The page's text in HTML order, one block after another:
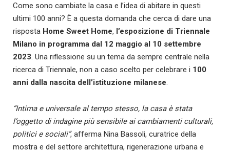
Come sono cambiate la casa e l’idea di abitare in questi
ultimi 100 anni? È a questa domanda che cerca di dare una
risposta Home Sweet Home, l’esposizione di Triennale
Milano in programma dal 12 maggio al 10 settembre
2023. Una riflessione su un tema da sempre centrale nella
ricerca di Triennale, non a caso scelto per celebrare i 100
anni dalla nascita dell’istituzione milanese.
“Intima e universale al tempo stesso, la casa è stata
l’oggetto di indagine più sensibile ai cambiamenti culturali,
politici e sociali”, afferma Nina Bassoli, curatrice della
mostra e del settore architettura, rigenerazione urbana e